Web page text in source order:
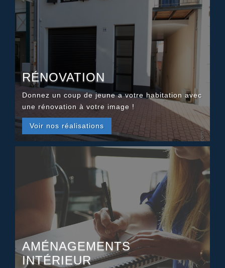
RÉNOVATION
Donnez un coup de jeune a votre habitation avec
une rénovation à votre image !
Voir nos réalisations
AMÉNAGEMENTS
INTÉRIEUR